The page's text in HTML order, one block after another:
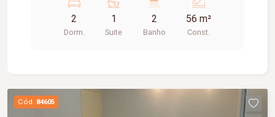
equipado com box em vidro e armário sob a pia.
Possui sala, cozinha com armário, área de
serviço, 01 banheiro social com box em vidro e
2
Dorm.
1
Suite
2
Banho
56 m²
Const.
Cód. 84605